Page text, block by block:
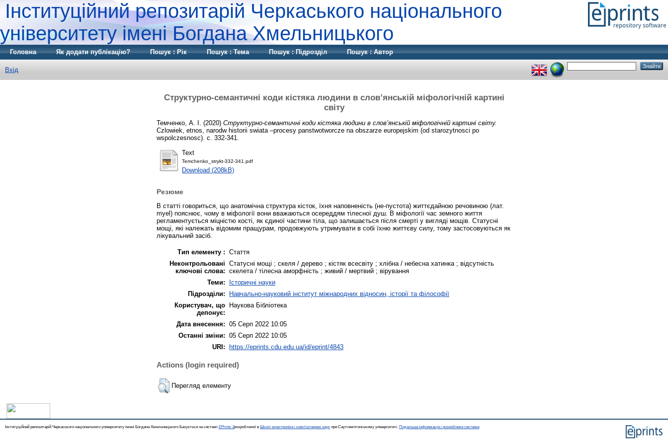
Інституційний репозитарій Черкаського національного
університету імені Богдана Хмельницького
Головна Як додати публікацію? Пошук : Рік Пошук : Тема Пошук : Підрозділ Пошук : Автор
Вхід
Структурно-семантичні коди кістяка людини в слов’янській міфологічній картині
світу
Темченко, А. І. (2020) Структурно-семантичні коди кістяка людини в слов’янській міфологічній картині світу.
Czlowiek, etnos, narodw historii swiata –procesy panstwotworcze na obszarze europejskim (od starozytnosci po
wspolczesnosc). с. 332-341.
Text
Temchenko_strykt-332-341.pdf
Download (208kB)
Резюме
В статті говориться, що анатомічна структура кісток, їхня наповненість (не-пустота) життєдайною речовиною (лат.
myel) пояснює, чому в міфології вони вважаються осереддям тілесної душ. В міфології час земного життя
регламентується міцністю кості, як єдиної частини тіла, що залишається після смерті у вигляді мощів. Статусні
мощі, які належать відомим пращурам, продовжують утримувати в собі їхню життєву силу, тому застосовуються як
лікувальний засіб.
Тип елементу : Стаття
Неконтрольовані
ключові слова:
Статусні мощі ; скеля / дерево ; кістяк всесвіту ; хлібна / небесна хатинка ; відсутність
скелета / тілесна аморфність ; живий / мертвий ; вірування
Теми:
Історичні науки
Підрозділи:
Навчально-науковий інститут міжнародних відносин, історії та філософії
Користувач, що
депонує:
Наукова Бібліотека
Дата внесення: 05 Серп 2022 10:05
Останні зміни: 05 Серп 2022 10:05
URI: https://eprints.cdu.edu.ua/id/eprint/4843
Actions (login required)
Перегляд елементу
Інституційний репозитарій Черкаського національного університету імені Богдана Хмельницького Базується на системі EPrints 3розробленої в Школі електроніки і комп'ютерних наук при Саутгемптонському університеті. Подальша інформація і розробники системи